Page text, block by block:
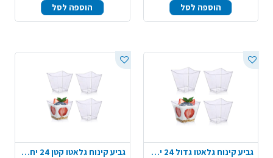
הוספה לסל
הוספה לסל
גביע קינוח גלאטו גדול 24 יח' - שקוף
גביע קינוח גלאטו קטן 24 יח' - שקוף